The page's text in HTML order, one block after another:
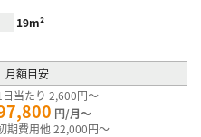
19m²
月額目安
日当たり 2,600円～
円/月～
期費用他 22,000円～